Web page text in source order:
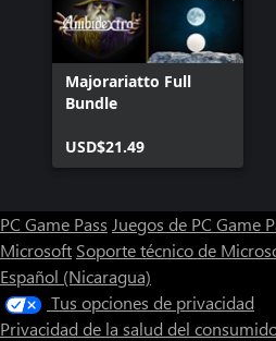
Majorariatto Full
Bundle
USD$21.49
PC Game Pass Juegos de PC Game
Microsoft Soporte técnico de
Español (Nicaragua)
Tus opciones de privacidad
Privacidad de la salud del